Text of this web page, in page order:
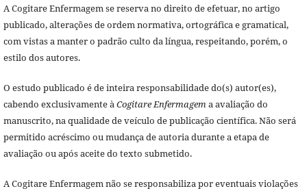
A Cogitare Enfermagem se reserva no direito de efetuar, no artigo
publicado, alterações de ordem normativa, ortográfica e gramatical,
com vistas a manter o padrão culto da língua, respeitando, porém, o
estilo dos autores.
O estudo publicado é de inteira responsabilidade do(s) autor(es),
cabendo exclusivamente àCogitare Enfermagema avaliação do
manuscrito, na qualidade de veículo de publicação científica. Não será
permitido acréscimo ou mudança de autoria durante a etapa de
avaliação ou após aceite do texto submetido.
A Cogitare Enfermagem não se responsabiliza por eventuais violações